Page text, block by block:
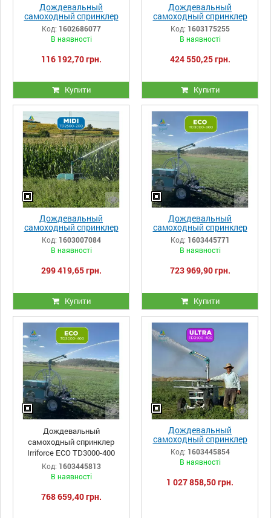
Дождевальный
самоходный спринклер
Irriforce Minix TD1000-100
Код: 1602686077
В наявності
116 192,70 грн.
Купити
Дождевальный
самоходный спринклер
Irriforce MICO TD2000- 300
Twin
Код: 1603175255
В наявності
424 550,25 грн.
Купити
Дождевальный
самоходный спринклер
Irriforce Midi TD2500-200
Код: 1603007084
В наявності
299 419,65 грн.
Купити
Дождевальный
самоходный спринклер
Irriforce ECO TD3000-300
Код: 1603445771
В наявності
723 969,90 грн.
Купити
Дождевальный
самоходный спринклер
Irriforce ECO TD3000-400
Код: 1603445813
В наявності
768 659,40 грн.
Дождевальный
самоходный спринклер
Irriforce Ultra TD3500-400
Код: 1603445854
В наявності
1 027 858,50 грн.